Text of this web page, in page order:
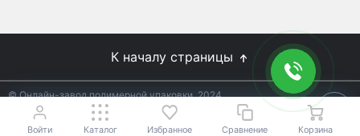
К началу страницы
© Онлайн-завод полимерной упаковки, 2024
Не является публичной офертой.Условия уточняйте у
менеджеров.
Войти Каталог Избранное Сравнение Корзина